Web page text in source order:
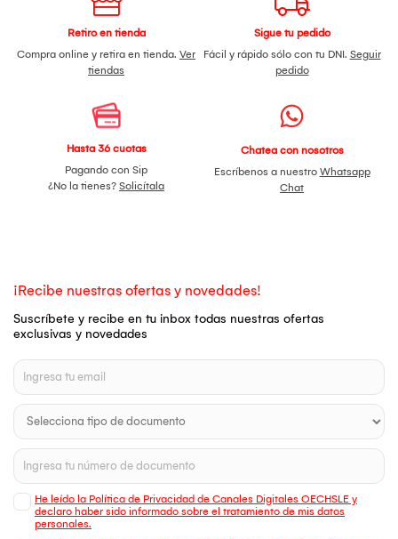
Retiro en tienda
Compra online y retira en tienda. Ver
tiendas
Sigue tu pedido
Fácil y rápido sólo con tu DNI. Seguir
pedido
Hasta 36 cuotas
Pagando con Sip
¿No la tienes? Solicítala
Chatea con nosotros
Escríbenos a nuestro Whatsapp
Chat
¡Recibe nuestras ofertas y novedades!
Suscríbete y recibe en tu inbox todas nuestras ofertas
exclusivas y novedades
He leído la Política de Privacidad de Canales Digitales OECHSLE y
declaro haber sido informado sobre el tratamiento de mis datos
personales.